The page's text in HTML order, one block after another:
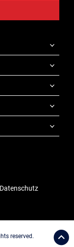
Datenschutz
reserved.